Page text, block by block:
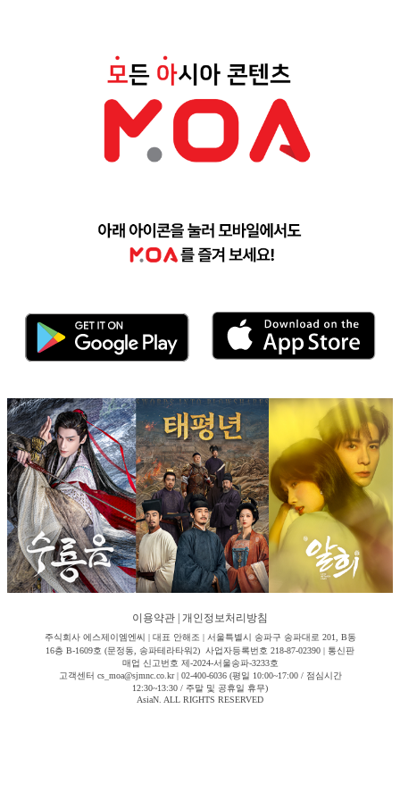
이용약관 개인정보처리방침
주식회사 에스제이엠엔씨 | 대표 안해조 | 서울특별시 송파구 송파대로 201, B동
16층 B-1609호 (문정동, 송파테라타워2) 사업자등록번호 218-87-02390 | 통신판
매업 신고번호 제-2024-서울송파-3233호
고객센터 cs_moa@sjmnc.co.kr | 02-400-6036 (평일 10:00~17:00 / 점심시간
12:30~13:30 / 주말 및 공휴일 휴무)
AsiaN. ALL RIGHTS RESERVED